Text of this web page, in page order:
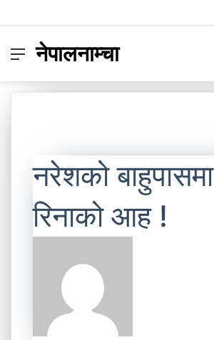
Menu
नेपालनाम्चा
नरेशको बाहुपासमा
रिनाको आह !